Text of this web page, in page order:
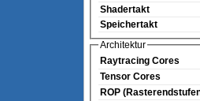
Shadertakt
Speichertakt
Architektur
Raytracing Cores
Tensor Cores
ROP